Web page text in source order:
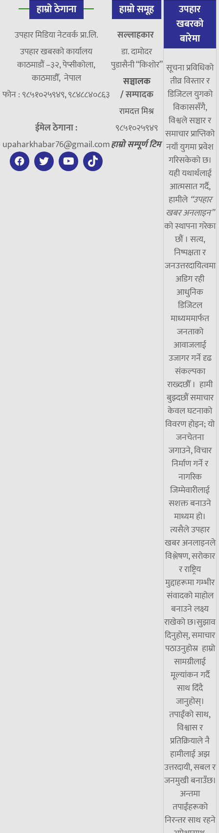
हाम्रो ठेगाना
उपहार मिडिया नेटवर्क प्रा.लि.
उपहार खबरको कार्यालय
काठमाडौं –३२, पेप्सीकोला,
काठमाडौँ, नेपाल
फोन : ९८५१०२५९४९, ९८४८८४०८६३
ईमेल ठेगाना :
upaharkhabar76@gmail.com
हाम्रो समूह
सल्लाहकार
डा. दामाेदर
पुडासैनी “किशाेर”
सञ्चालक
/सम्पादक
रामदत्त मिश्र
९८५१०२५९४९
हाम्रो सम्पूर्ण टिम
उपहार
खबरको
बारेमा
सूचना प्रविधिको
तीव्र विस्तार र
डिजिटल युगको
विकाससँगै,
विश्वले सञ्चार र
समाचार प्राप्तिको
नयाँ युगमा प्रवेश
गरिसकेको छ।
यही यथार्थलाई
आत्मसात गर्दै,
हामीले “उपहार
खबर अनलाइन”
को स्थापना गरेका
छौं । सत्य,
निष्पक्षता र
जनउत्तरदायित्वमा
अडिग रही
आधुनिक
डिजिटल
माध्यममार्फत
जनताको
आवाजलाई
उजागर गर्ने दृढ
संकल्पका
राख्दछौँ । हामी
बुझ्दछौं समाचार
केवल घटनाको
विवरण होइन; यो
जनचेतना
जगाउने, विचार
निर्माण गर्ने र
नागरिक
जिम्मेवारीलाई
सशक्त बनाउने
माध्यम हो।
त्यसैले उपहार
खबर अनलाइनले
विश्लेषण, सरोकार
र राष्ट्रिय
मुद्दाहरूमा गम्भीर
संवादको माहोल
बनाउने लक्ष्य
राखेको छ।सुझाव
दिनुहोस्, समाचार
पठाउनुहोस्र हाम्रो
सामग्रीलाई
मूल्यांकन गर्दै
साथ दिँदै
जानुहोस्।
तपाईंको साथ,
विश्वास र
प्रतिक्रियाले नै
हामीलाई अझ
उत्तरदायी, सबल र
जनमुखी बनाउँछ।
अन्तमा
तपाईंहरूको
निरन्तर साथ रहने